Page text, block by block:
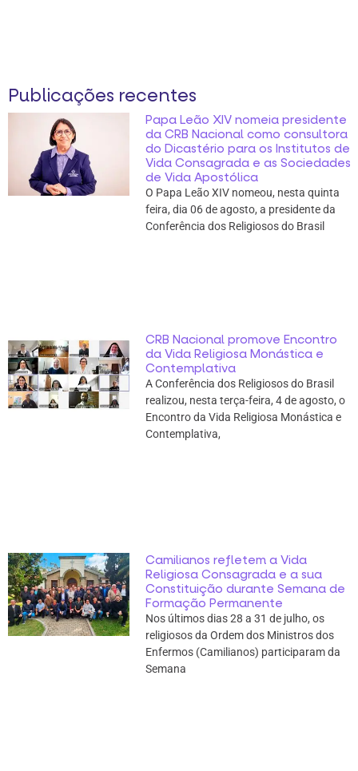
Publicações recentes
Papa Leão XIV nomeia presidente
da CRB Nacional como consultora
do Dicastério para os Institutos de
Vida Consagrada e as Sociedades
de Vida Apostólica
O Papa Leão XIV nomeou, nesta quinta
feira, dia 06 de agosto, a presidente da
Conferência dos Religiosos do Brasil
CRB Nacional promove Encontro
da Vida Religiosa Monástica e
Contemplativa
A Conferência dos Religiosos do Brasil
realizou, nesta terça-feira, 4 de agosto, o
Encontro da Vida Religiosa Monástica e
Contemplativa,
Camilianos refletem a Vida
Religiosa Consagrada e a sua
Constituição durante Semana de
Formação Permanente
Nos últimos dias 28 a 31 de julho, os
religiosos da Ordem dos Ministros dos
Enfermos (Camilianos) participaram da
Semana